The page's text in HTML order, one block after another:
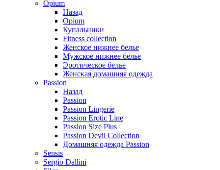
Opium
Назад
Opium
Купальники
Fitness collection
Женское нижнее белье
Мужское нижнее белье
Эротическое белье
Женская домашняя одежда
Passion
Назад
Passion
Passion Lingerie
Passion Erotic Line
Passion Size Plus
Passion Devil Collection
Домашняя одежда Passion
Sensis
Sergio Dallini